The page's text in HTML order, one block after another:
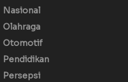
Nasional
Olahraga
Otomotif
Pendidikan
Persepsi